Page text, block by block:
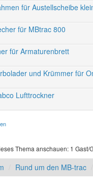
für Austellscheibe
für MBtrac 800
für Armaturenbrett
und Krümmer für
Lufttrockner
Thema anschauen: 1 Gast/
Rund um den MB-trac